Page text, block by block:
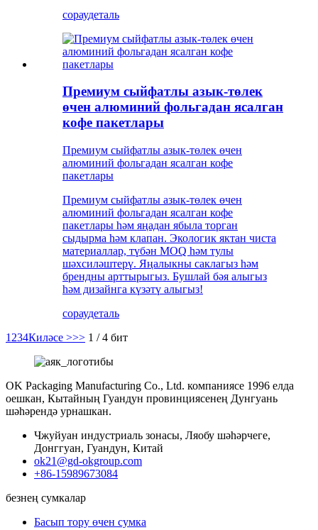
сораудеталь
Премиум сыйфатлы азык-төлек
өчен алюминий фольгадан ясалган
кофе пакетлары
Премиум сыйфатлы азык-төлек өчен
алюминий фольгадан ясалган кофе
пакетлары
Премиум сыйфатлы азык-төлек өчен
алюминий фольгадан ясалган кофе
пакетлары һәм яңадан ябыла торган
сыдырма һәм клапан. Экологик яктан чиста
материаллар, түбән MOQ һәм тулы
шәхсиләштерү. Яңалыкны саклагыз һәм
брендны арттырыгыз. Бушлай бәя алыгыз
һәм дизайнга күзәтү алыгыз!
сораудеталь
1 234Киләсе >>> 1 / 4 бит
OK Packaging Manufacturing Co., Ltd. компаниясе 1996 елда
оешкан, Кытайның Гуандун провинциясенең Дунгуань
шәһәрендә урнашкан.
Чжуйуан индустриаль зонасы, Ляобу шәһәрчеге,
Донггуан, Гуандун, Китай
ok21@gd-okgroup.com
+86-15989673084
безнең сумкалар
Басып тору өчен сумка